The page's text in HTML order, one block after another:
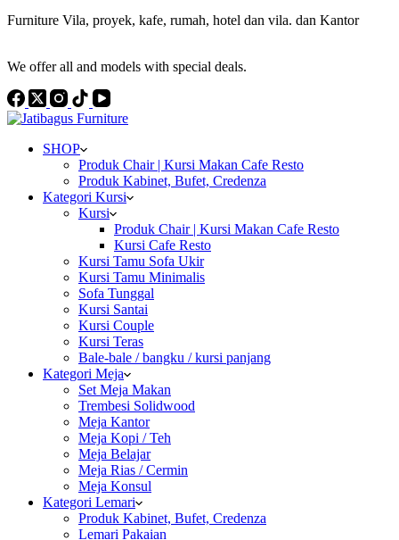
Furniture Vila, proyek, kafe, rumah, hotel dan vila. dan Kantor
We offer all and models with special deals.
SHOP
Produk Chair | Kursi Makan Cafe Resto
Produk Kabinet, Bufet, Credenza
Kategori Kursi
Kursi
Produk Chair | Kursi Makan Cafe Resto
Kursi Cafe Resto
Kursi Tamu Sofa Ukir
Kursi Tamu Minimalis
Sofa Tunggal
Kursi Santai
Kursi Couple
Kursi Teras
Bale-bale / bangku / kursi panjang
Kategori Meja
Set Meja Makan
Trembesi Solidwood
Meja Kantor
Meja Kopi / Teh
Meja Belajar
Meja Rias / Cermin
Meja Konsul
Kategori Lemari
Produk Kabinet, Bufet, Credenza
Lemari Pakaian